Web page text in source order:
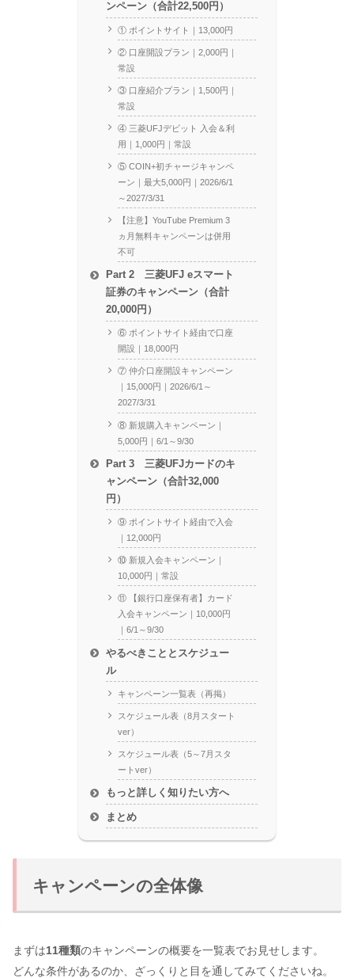
ンペーン（合計22,500円）
① ポイントサイト｜13,000円
② 口座開設プラン｜2,000円｜
常設
③ 口座紹介プラン｜1,500円｜
常設
④ 三菱UFJデビット 入会＆利
用｜1,000円｜常設
⑤ COIN+初チャージキャンペ
ーン｜最大5,000円｜2026/6/1
～2027/3/31
【注意】YouTube Premium 3
ヵ月無料キャンペーンは併用
不可
Part 2 三菱UFJ eスマート
証券のキャンペーン（合計
20,000円）
⑥ ポイントサイト経由で口座
開設｜18,000円
⑦ 仲介口座開設キャンペーン
｜15,000円｜2026/6/1～
2027/3/31
⑧ 新規購入キャンペーン｜
5,000円｜6/1～9/30
Part 3 三菱UFJカードのキ
ャンペーン（合計32,000
円）
⑨ ポイントサイト経由で入会
｜12,000円
⑩ 新規入会キャンペーン｜
10,000円｜常設
⑪ 【銀行口座保有者】カード
入会キャンペーン｜10,000円
｜6/1～9/30
やるべきこととスケジュー
ル
キャンペーン一覧表（再掲）
スケジュール表（8月スタート
ver）
スケジュール表（5～7月スタ
ートver）
もっと詳しく知りたい方へ
まとめ
キャンペーンの全体像
まずは11種類のキャンペーンの概要を一覧表でお見せします。
どんな条件があるのか、ざっくりと目を通してみてくださいね。